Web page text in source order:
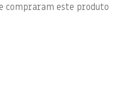
compraram este produto